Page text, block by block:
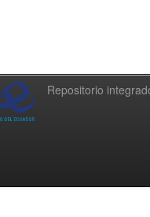
Repositorio